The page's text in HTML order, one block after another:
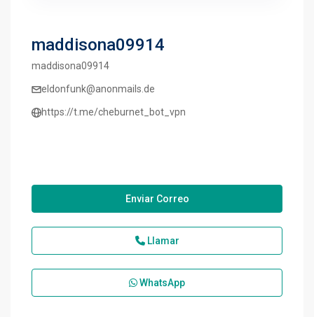
maddisona09914
maddisona09914
eldonfunk@anonmails.de
https://t.me/cheburnet_bot_vpn
Enviar Correo
Llamar
WhatsApp